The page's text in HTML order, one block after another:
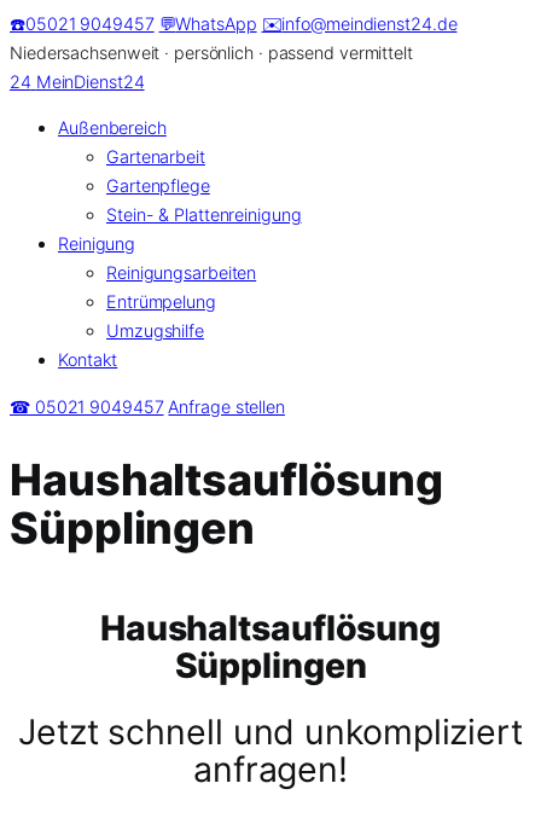
Zum
Inhalt
springen
☎️05021 9049457 💬WhatsApp ✉️info@meindienst24.de
Niedersachsenweit · persönlich · passend vermittelt
24 MeinDienst24
Außenbereich
Gartenarbeit
Gartenpflege
Stein- & Plattenreinigung
Reinigung
Reinigungsarbeiten
Entrümpelung
Umzugshilfe
Kontakt
☎ 05021 9049457 Anfrage stellen
Haushaltsauflösung
Süpplingen
Haushaltsauflösung
Süpplingen
Jetzt schnell und unkompliziert
anfragen!